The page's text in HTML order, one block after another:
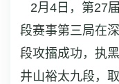
2月4日，第27
段赛事第三局在
段攻擂成功，执
井山裕太九段，